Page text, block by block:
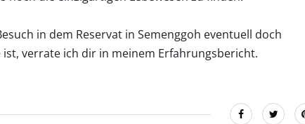
in dem Reservat in Semenggoh eventuell doch
ist, verrate ich dir in meinem Erfahrungsbericht.